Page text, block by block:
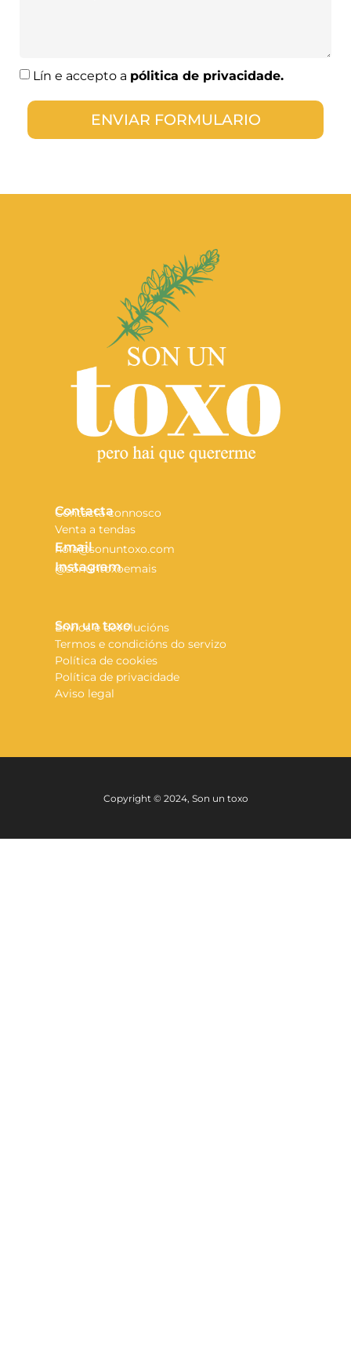
Lín e accepto a pólitica de privacidade.
ENVIAR FORMULARIO
Contacta
Contacta connosco
Venta a tendas
Email
hola@sonuntoxo.com
Instagram
@sonuntoxoemais
Son un toxo
Envíos e devolucións
Termos e condicións do servizo
Política de cookies
Política de privacidade
Aviso legal
Copyright © 2024, Son un toxo